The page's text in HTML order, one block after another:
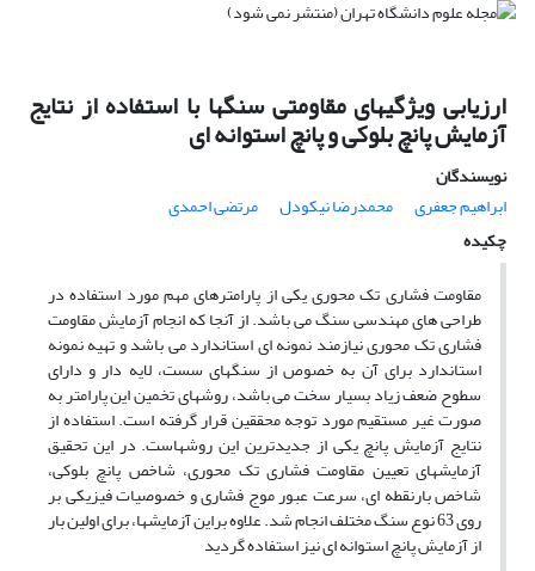
ارزیابی ویژگیهای مقاومتی سنگها با استفاده از نتایج
آزمایش پانچ بلوکی و پانچ استوانه ای
نویسندگان
ابراهیم جعفری
محمدرضا نیکودل
مرتضی احمدی
چکیده
مقاومت فشاری تک محوری یکی از پارامترهای مهم مورد استفاده در
طراحی های مهندسی سنگ می باشد. از آنجا که انجام آزمایش مقاومت
فشاری تک محوری نیازمند نمونه ای استاندارد می باشد و تهیه نمونه
استاندارد برای آن به خصوص از سنگهای سست، لایه دار و دارای
سطوح ضعف زیاد بسیار سخت می باشد، روشهای تخمین این پارامتر به
صورت غیر مستقیم مورد توجه محققین قرار گرفته است. استفاده از
نتایج آزمایش پانچ یکی از جدیدترین این روشهاست. در این تحقیق
آزمایشهای تعیین مقاومت فشاری تک محوری، شاخص پانچ بلوکی،
شاخص بارنقطه ای، سرعت عبور موج فشاری و خصوصیات فیزیکی بر
روی 63 نوع سنگ مختلف انجام شد. علاوه براین آزمایشها، برای اولین بار
از آزمایش پانچ استوانه ای نیز استفاده گردید